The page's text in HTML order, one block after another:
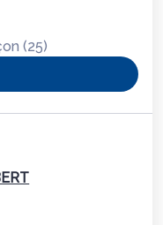
(25)